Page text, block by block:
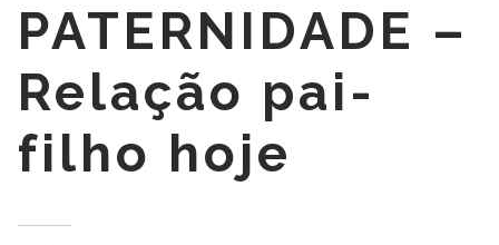
PATERNIDADE –
Relação pai-
filho hoje